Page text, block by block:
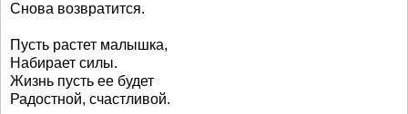
Снова возвратится.
Пусть растет малышка,
Набирает силы.
Жизнь пусть ее будет
Радостной, счастливой.